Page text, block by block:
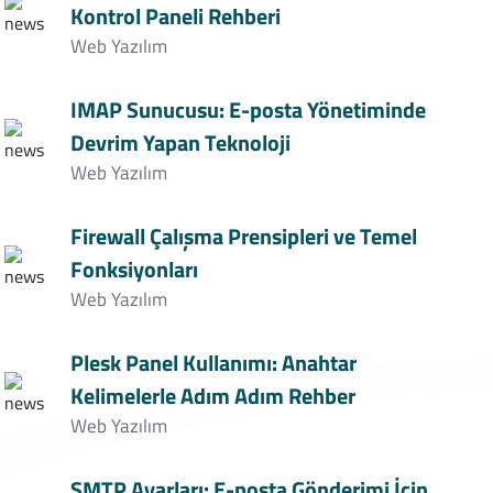
Kontrol Paneli Rehberi
Web Yazılım
IMAP Sunucusu: E-posta Yönetiminde
Devrim Yapan Teknoloji
Web Yazılım
Firewall Çalışma Prensipleri ve Temel
Fonksiyonları
Web Yazılım
Plesk Panel Kullanımı: Anahtar
Kelimelerle Adım Adım Rehber
Web Yazılım